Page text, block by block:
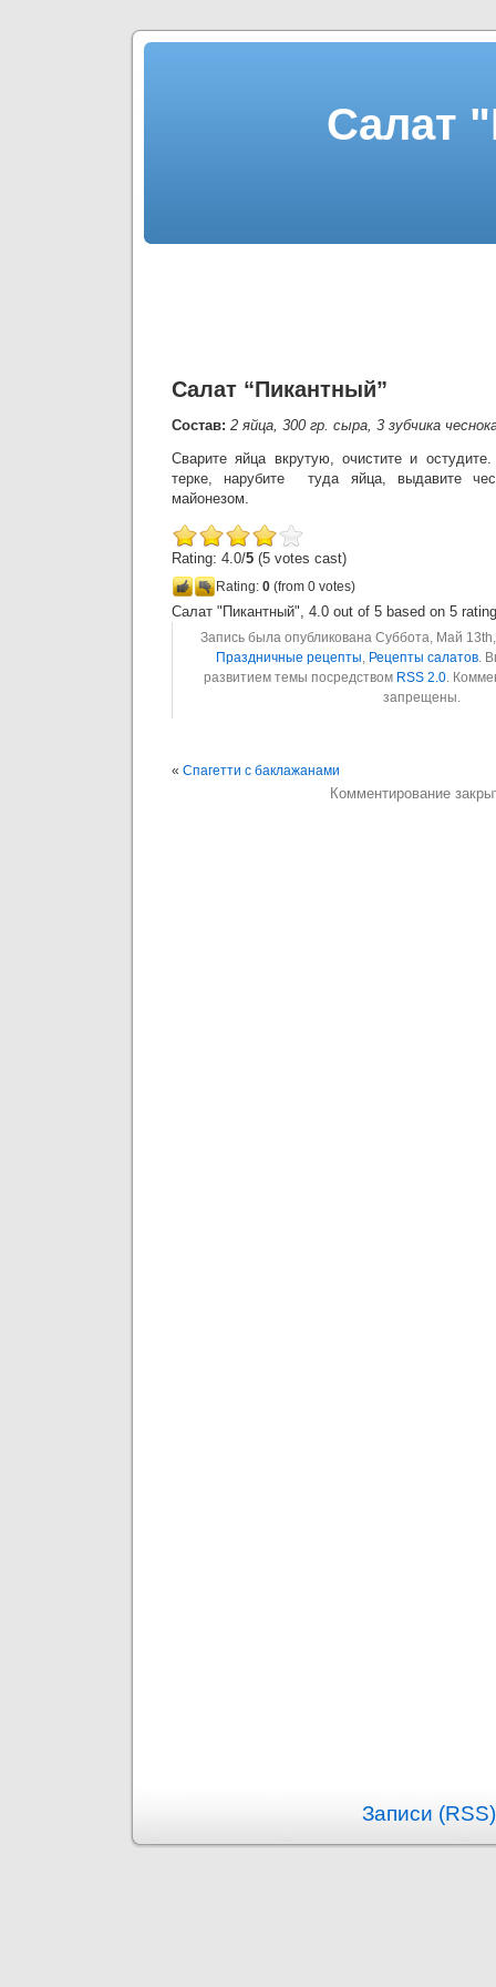
Салат
Салат “Пикантный”
Состав: 2 яйца, 300 гр. сыра, 3 зубчика
Сварите яйца вкрутую, очистите и
терке, нарубите туда яйца, выдавите
майонезом.
Rating: 4.0/5 (5 votes cast)
Rating: 0 (from 0 votes)
Салат "Пикантный", 4.0 out of 5 based on 5
Запись была опубликована Суббота, Май
Праздничные рецепты, Рецепты салатов.
развитием темы посредством RSS 2.0.
запрещены.
« Спагетти с баклажанами
Комментирование
Записи (RSS)